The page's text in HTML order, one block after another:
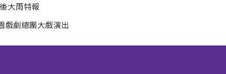
大雨特報
戲劇總團大戲演出